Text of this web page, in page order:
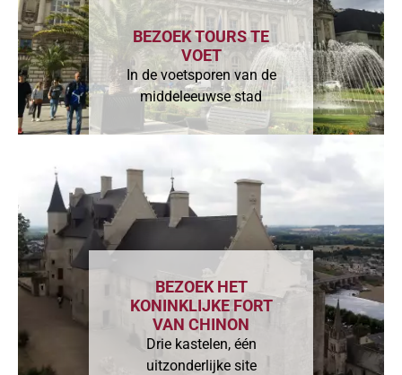
BEZOEK TOURS TE
VOET
In de voetsporen van de
middeleeuwse stad
BEZOEK HET
KONINKLIJKE FORT
VAN CHINON
Drie kastelen, één
uitzonderlijke site